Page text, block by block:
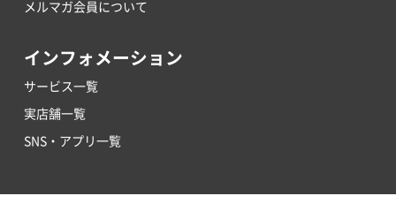
メルマガ会員について
インフォメーション
サービス一覧
実店舗一覧
SNS・アプリ一覧